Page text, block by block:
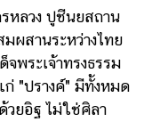
ลวง ปูชีนยสถาน
ผสานระหว่างไทย
พระเจ้าทรงธรรม
ก่ "ปรางค์" มีทั้งหมด
วยอิฐ ไม่ใช่ศิลา